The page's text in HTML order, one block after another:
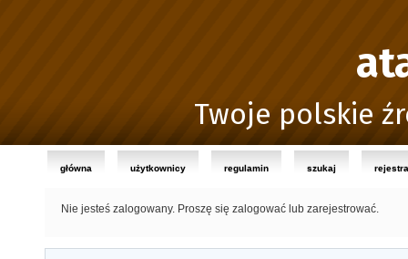
Twoje polskie
główna użytkownicy regulamin szukaj
Nie jesteś zalogowany. Proszę się zalogować lub zarejestrować.